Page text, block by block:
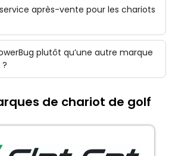
après-vente pour les chariots
plutôt qu’une autre marque
de chariot de golf